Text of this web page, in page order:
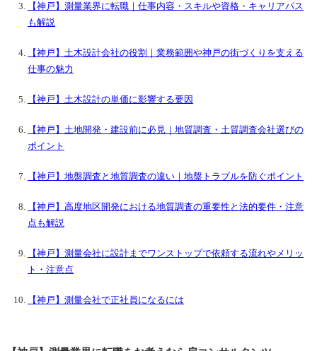
【神戸】測量業界に転職｜仕事内容・スキルや資格・キャリアパス
も解説
【神戸】土木設計会社の役割｜業務範囲や神戸の街づくりを支える
仕事の魅力
【神戸】土木設計の単価に影響する要因
【神戸】土地開発・建設前に必見｜地質調査・土質調査会社選びの
ポイント
【神戸】地盤調査と地質調査の違い｜地盤トラブルを防ぐポイント
【神戸】高度地区開発における地質調査の重要性と法的要件・注意
点も解説
【神戸】測量会社に設計までワンストップで依頼する流れやメリッ
ト・注意点
【神戸】測量会社で正社員になるには